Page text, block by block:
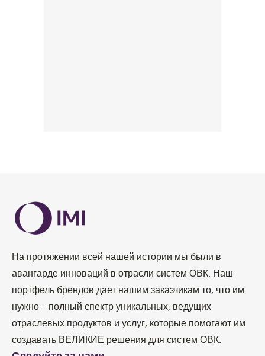
На протяжении всей нашей истории мы были в
авангарде инноваций в отрасли систем ОВК. Наш
портфель брендов дает нашим заказчикам то, что им
нужно - полный спектр уникальных, ведущих
отраслевых продуктов и услуг, которые помогают им
создавать ВЕЛИКИЕ решения для систем ОВК.